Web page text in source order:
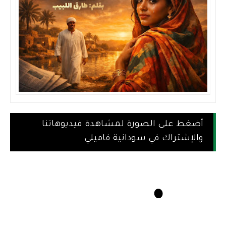
أضغط على الصورة لمشاهدة فيديوهاتنا
والإشتراك في سودانية فاميلي